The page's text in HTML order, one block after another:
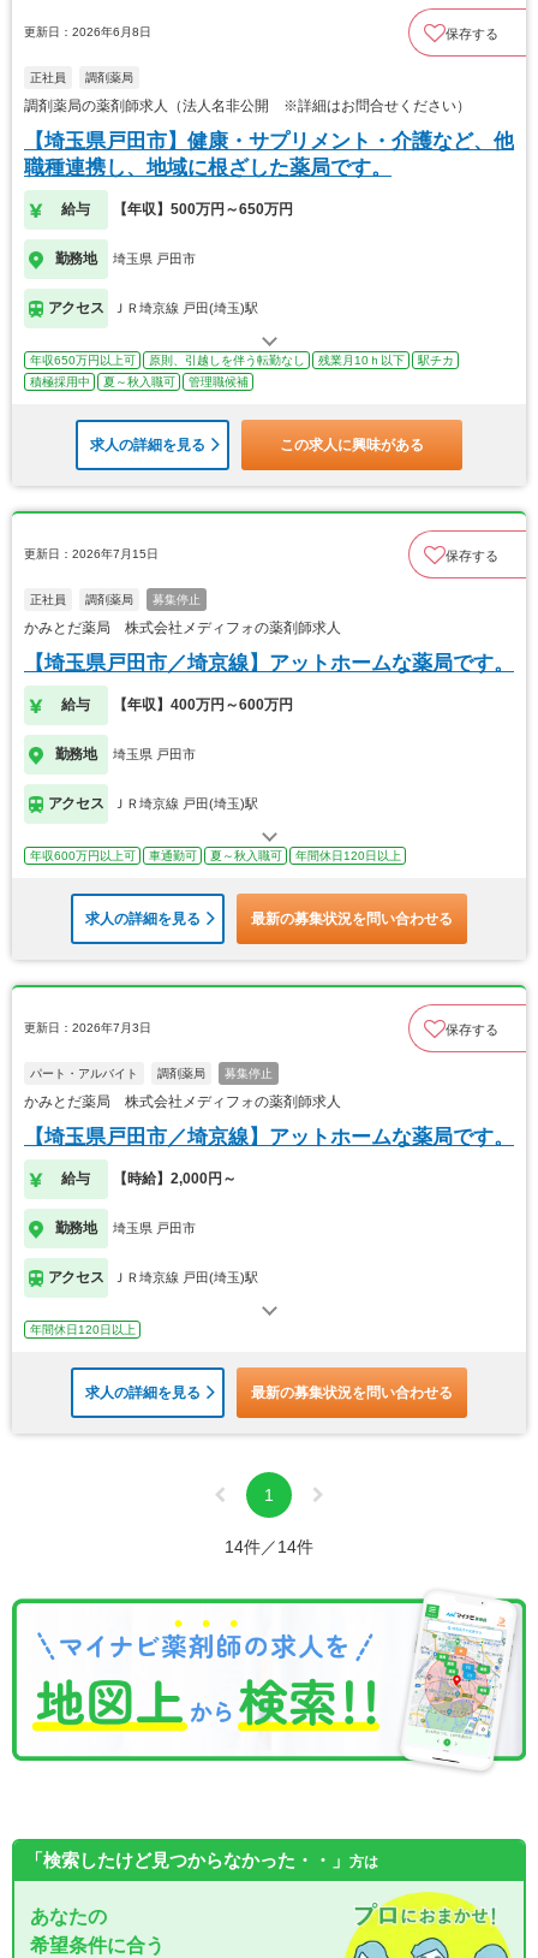
更新日：2026年6月8日 保存する
正社員 調剤薬局
調剤薬局の薬剤師求人（法人名非公開 ※詳細はお問合せください）
【埼玉県戸田市】健康・サプリメント・介護など、他
職種連携し、地域に根ざした薬局です。
給与 【年収】500万円～650万円
勤務地 埼玉県 戸田市
アクセス ＪＲ埼京線 戸田(埼玉)駅
年収650万円以上可 原則、引越しを伴う転勤なし 残業月10ｈ以下
駅チカ
積極採用中
夏～秋入職可 管理職候補
求人の詳細を見る この求人に興味がある
更新日：2026年7月15日 保存する
正社員 調剤薬局 募集停止
かみとだ薬局 株式会社メディフォの薬剤師求人
【埼玉県戸田市／埼京線】アットホームな薬局です。
給与 【年収】400万円～600万円
勤務地 埼玉県 戸田市
アクセス ＪＲ埼京線 戸田(埼玉)駅
年収600万円以上可 車通勤可 夏～秋入職可 年間休日120日以上
求人の詳細を見る 最新の募集状況を問い合わせる
更新日：2026年7月3日 保存する
パート・アルバイト 調剤薬局 募集停止
かみとだ薬局 株式会社メディフォの薬剤師求人
【埼玉県戸田市／埼京線】アットホームな薬局です。
給与 【時給】2,000円～
勤務地 埼玉県 戸田市
アクセス ＪＲ埼京線 戸田(埼玉)駅
年間休日120日以上
求人の詳細を見る 最新の募集状況を問い合わせる
1
14件／14件
「検索したけど見つからなかった・・」 方は
あなたの
希望条件に合う